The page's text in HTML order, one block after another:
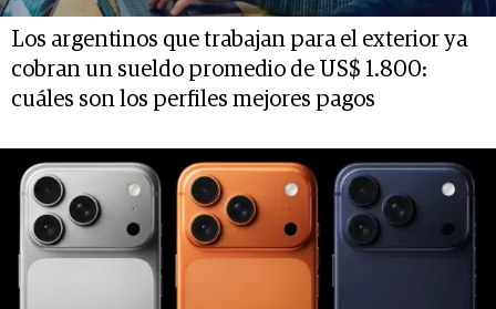
Los argentinos que trabajan para el exterior ya
cobran un sueldo promedio de US$ 1.800:
cuáles son los perfiles mejores pagos